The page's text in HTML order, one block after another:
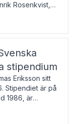
Rosenkvist,
vid Göteborgs
avhan
stipendium
Eriksson sitt
Stipendiet är på
1986, är
författare och